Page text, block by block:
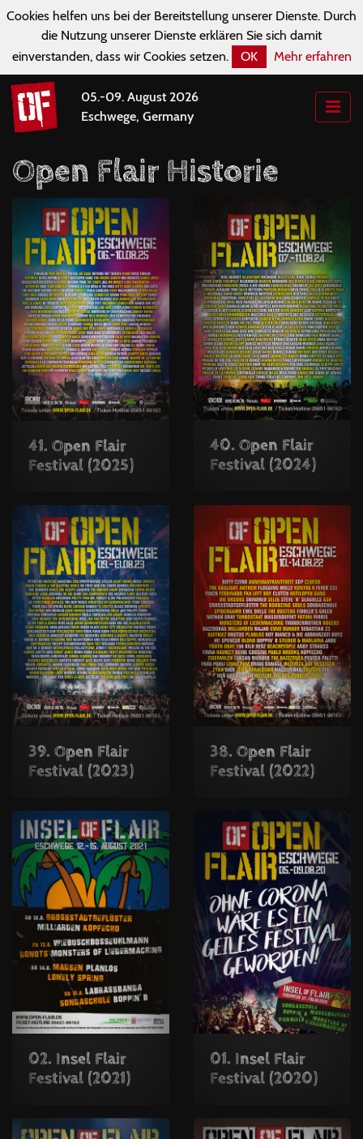
Cookies helfen uns bei der Bereitstellung unserer Dienste. Durch
die Nutzung unserer Dienste erklären Sie sich damit
einverstanden, dass wir Cookies setzen.
OK Mehr erfahren
05.-09. August 2026
Eschwege, Germany
Open Flair Historie
41. Open Flair
Festival (2025)
40. Open Flair
Festival (2024)
39. Open Flair
Festival (2023)
38. Open Flair
Festival (2022)
02. Insel Flair
Festival (2021)
01. Insel Flair
Festival (2020)